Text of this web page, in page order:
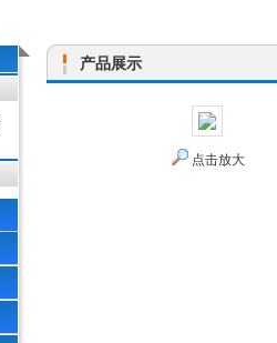
产品展示
点击放大